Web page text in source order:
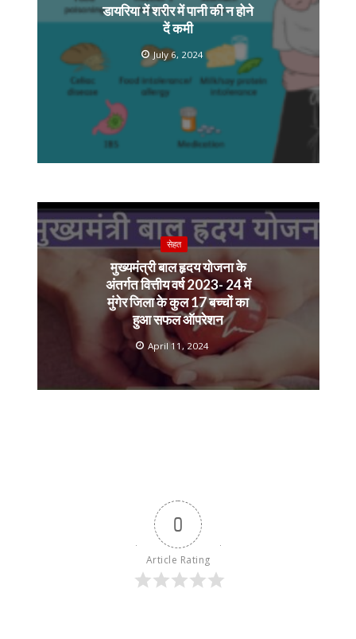
डायरिया में शरीर में पानी की न होने
दें कमी
July 6, 2024
सेहत
मुख्यमंत्री बाल हृदय योजना के
अंतर्गत वित्तीय वर्ष 2023- 24 में
मुंगेर जिला के कुल 17 बच्चों का
हुआ सफल ऑपरेशन
April 11, 2024
0
Article Rating